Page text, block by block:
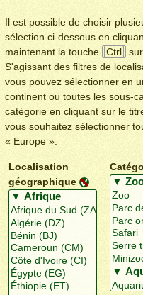
Il est possible de choisir
sélection ci-dessous en
maintenant la touche
Ctrl
S'agissant des filtres de
vous pouvez sélectionner en
continent ou toutes les sous-
catégorie en cliquant sur le
vous souhaitez sélectionner
« Europe ».
Localisation
géographique